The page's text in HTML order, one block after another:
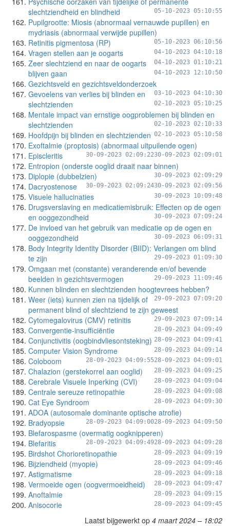
slechtziendheid en blindheid
05-10-2023 05:10:55
Pupilgrootte: Miosis (abnormaal vernauwde pupillen) en
mydriasis (abnormaal verwijde pupillen)
05-10-2023 06:10:56
Retinitis pigmentosa (RP)
04-10-2023 04:10:18
Vragen stellen aan je oogarts
04-10-2023 01:10:21
Zeer slechtziend en naar de oogarts
blijven gaan
04-10-2023 12:10:50
Gezichtsveld en gezichtsveldonderzoek
03-10-2023 04:10:30
Gevoelens van verlies bij blinden en
slechtzienden
02-10-2023 05:10:25
Mentale impact van ernstige oogproblemen bij blinden en
slechtzienden
02-10-2023 02:10:33
Hoofdpijn bij blinden en slechtzienden 02-10-2023 05:10:58
Exoftalmie (proptosis) (abnormaal uitpuilende ogen)
30-09-2023 02:09:01
Episcleritis 30-09-2023 02:09:22
Entropion (onderste ooglid draait naar binnen)
30-09-2023 02:09:29
Diplopie (dubbelzien)
30-09-2023 02:09:56
Dacryostenose 30-09-2023 02:09:24
Visuele hallucinaties 30-09-2023 10:09:48
Drugsverslaving en medicatiemisbruik: Effecten op de ogen
en ooggezondheid
30-09-2023 07:09:24
De invloed van het gebruik van medicatie op de ogen en
ooggezondheid
30-09-2023 06:09:31
Body Integrity Identity Disorder (BIID): Verlangen om blind
te zijn
29-09-2023 01:09:30
Omgaan met (constante) veranderende en/of bevende
beelden in gezichtsvermogen
29-09-2023 11:09:46
Kunnen blinden en slechtzienden hoogtevrees hebben?
29-09-2023 07:09:20
Weer (iets) kunnen zien na tijdelijk of
permanent blind of slechtziend te zijn geweest
29-09-2023 07:09:14
Cytomegalovirus (CMV) retinitis
28-09-2023 04:09:49
Convergentie-insufficiëntie
28-09-2023 04:09:41
Conjunctivitis (oogbindvliesontsteking)
28-09-2023 04:09:14
Computer Vision Syndrome
28-09-2023 04:09:01
Coloboom 28-09-2023 04:09:55
Chalazion (gerstekorrel aan ooglid) 28-09-2023 04:09:25
Cerebrale Visuele Inperking (CVI) 28-09-2023 04:09:04
Centrale sereuze retinopathie 28-09-2023 04:09:08
Cat Eye Syndroom 28-09-2023 04:09:30
ADOA (autosomale dominante optische atrofie)
28-09-2023 04:09:50
Bradyopsie 28-09-2023 04:09:00
Blefarospasme (overmatig oogknipperen)
28-09-2023 04:09:28
Blefaritis 28-09-2023 04:09:49
Birdshot Chorioretinopathie 28-09-2023 04:09:19
Bijziendheid (myopie) 28-09-2023 04:09:46
Astigmatisme 28-09-2023 04:09:18
Vermoeide ogen (oogvermoeidheid) 28-09-2023 04:09:47
Anoftalmie 28-09-2023 04:09:15
Anisocorie 28-09-2023 04:09:45
Laatst bijgewerkt op 4 maart 2024 – 18:02